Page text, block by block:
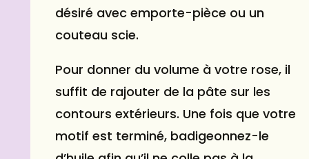
désiré avec emporte-pièce ou un
couteau scie.
Pour donner du volume à votre rose, il
suffit de rajouter de la pâte sur les
contours extérieurs. Une fois que votre
motif est terminé, badigeonnez-le